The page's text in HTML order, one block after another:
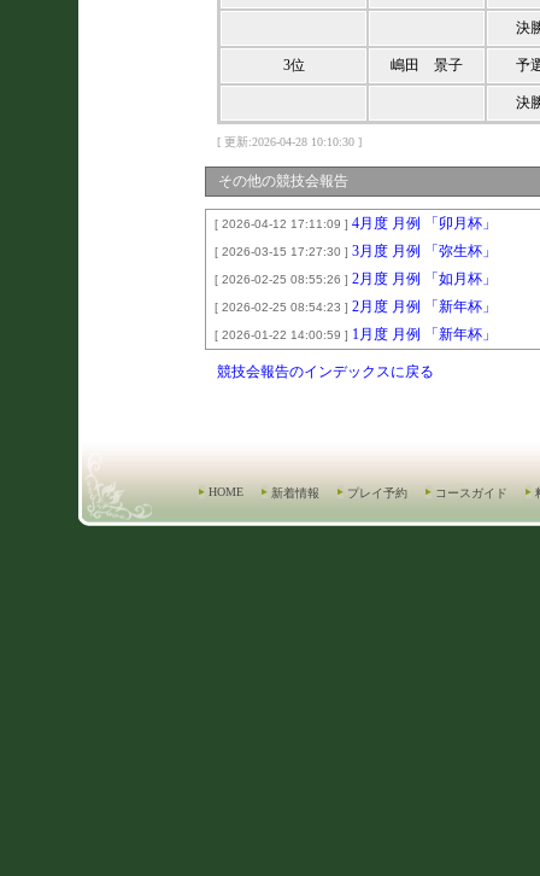
決
3位 嶋田 景子 予
決
[ 更新:2026-04-28 10:10:30 ]
その他の競技会報告
[ 2026-04-12 17:11:09 ] 4月度 月例 「卯月杯」
[ 2026-03-15 17:27:30 ] 3月度 月例 「弥生杯」
[ 2026-02-25 08:55:26 ] 2月度 月例 「如月杯」
[ 2026-02-25 08:54:23 ] 2月度 月例 「新年杯」
[ 2026-01-22 14:00:59 ] 1月度 月例 「新年杯」
競技会報告のインデックスに戻る
HOME 新着情報 プレイ予約 コースガイド